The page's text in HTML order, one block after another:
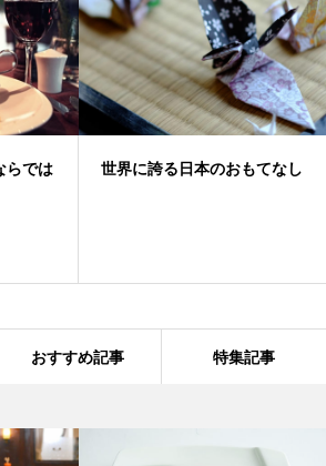
らでは
世界に誇る日本のおもてなし
おすすめ記事 特集記事